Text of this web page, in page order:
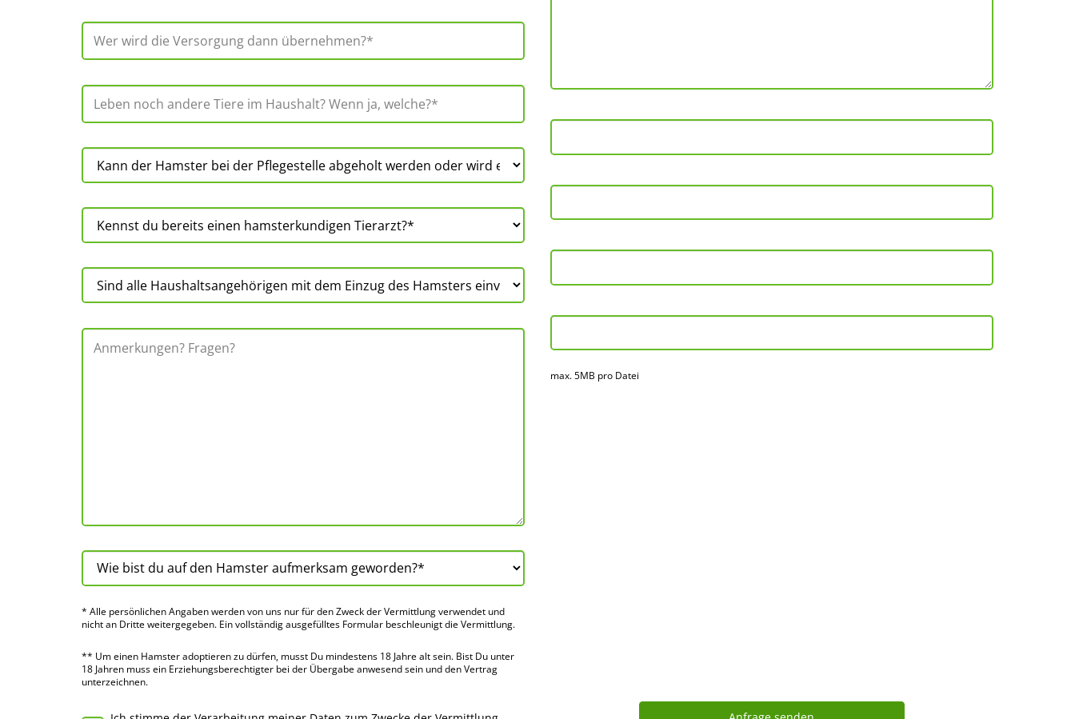
* Alle persön­lichen Angaben werden von uns nur für den Zweck der Vermitt­lung verwendet und
nicht an Dritte weiter­gegeben. Ein voll­ständig ausge­fülltes Formular beschleu­nigt die Vermitt­lung.
** Um einen Hamster adoptieren zu dürfen, musst Du mindes­tens 18 Jahre alt sein. Bist Du unter
18 Jahren muss ein Erziehungs­berechtigter bei der Über­gabe anwes­end sein und den Vertrag
unter­zeichnen.
max. 5MB pro Datei